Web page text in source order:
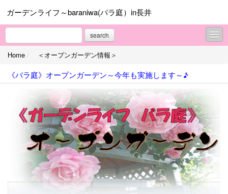
ガーデンライフ～baraniwa(バラ庭）in長井
search
■マイガーデン
＜オープンガーデン情報＞
＜ガーデンワーク＞
＜ガーデンNOW＞
＜ばーばの庭遊び＞
＜じーじの写真館＞
＜振り返って＞
Home / ＜オープンガーデン情報＞
《バラ庭》オープンガーデン～今年も実施します～♪